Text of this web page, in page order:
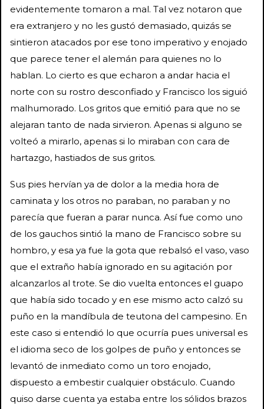
evidentemente tomaron a mal. Tal vez notaron que
era extranjero y no les gustó demasiado, quizás se
sintieron atacados por ese tono imperativo y enojado
que parece tener el alemán para quienes no lo
hablan. Lo cierto es que echaron a andar hacia el
norte con su rostro desconfiado y Francisco los siguió
malhumorado. Los gritos que emitió para que no se
alejaran tanto de nada sirvieron. Apenas si alguno se
volteó a mirarlo, apenas si lo miraban con cara de
hartazgo, hastiados de sus gritos.
Sus pies hervían ya de dolor a la media hora de
caminata y los otros no paraban, no paraban y no
parecía que fueran a parar nunca. Así fue como uno
de los gauchos sintió la mano de Francisco sobre su
hombro, y esa ya fue la gota que rebalsó el vaso, vaso
que el extraño había ignorado en su agitación por
alcanzarlos al trote. Se dio vuelta entonces el guapo
que había sido tocado y en ese mismo acto calzó su
puño en la mandíbula de teutona del campesino. En
este caso si entendió lo que ocurría pues universal es
el idioma seco de los golpes de puño y entonces se
levantó de inmediato como un toro enojado,
dispuesto a embestir cualquier obstáculo. Cuando
quiso darse cuenta ya estaba entre los sólidos brazos